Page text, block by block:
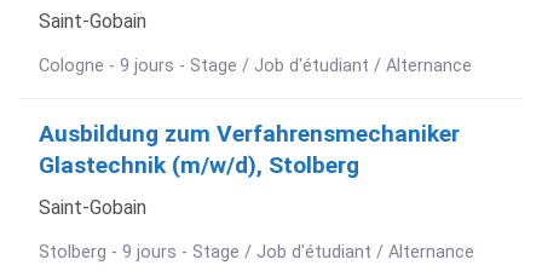
Saint-Gobain
Cologne - 9 jours - Stage / Job d'étudiant / Alternance
Ausbildung zum Verfahrensmechaniker
Glastechnik (m/w/d), Stolberg
Saint-Gobain
Stolberg - 9 jours - Stage / Job d'étudiant / Alternance